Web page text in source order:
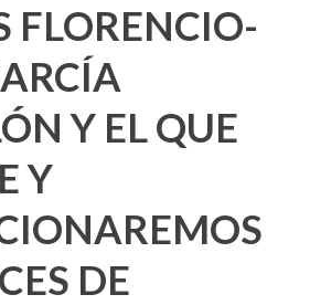
FLORENCIO-
Y EL QUE
Y
DE